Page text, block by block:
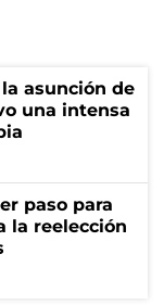
asunción de
una intensa
paso para
la reelección